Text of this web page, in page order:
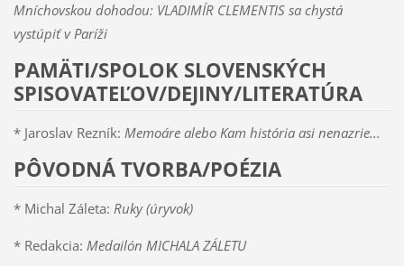
Mníchovskou dohodou: VLADIMÍR CLEMENTIS sa chystá
vystúpiť v Paríži
PAMÄTI/SPOLOK SLOVENSKÝCH
SPISOVATEĽOV/DEJINY/LITERATÚRA
* Jaroslav Rezník: Memoáre alebo Kam história asi nenazrie...
PÔVODNÁ TVORBA/POÉZIA
* Michal Záleta: Ruky (úryvok)
* Redakcia: Medailón MICHALA ZÁLETU